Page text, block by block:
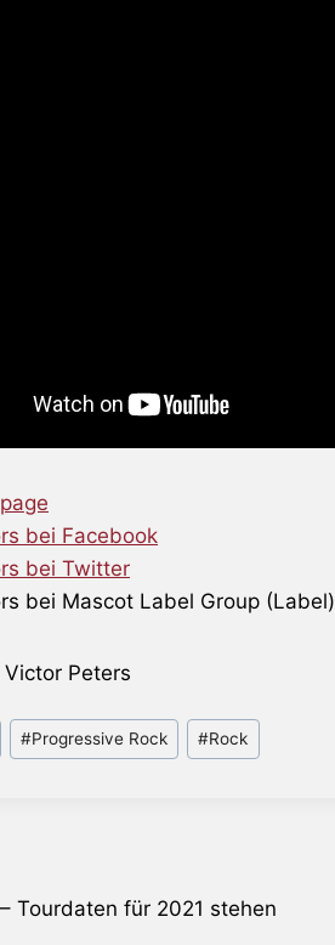
bei Facebook
bei Twitter
bei Mascot Label Group (Label)
Peters
#Progressive Rock #Rock
– Tourdaten für 2021 stehen